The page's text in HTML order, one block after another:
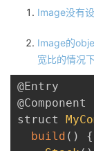
Image没有设
Image的
宽比的情况
@Entry
@Component
struct
build ( )
{